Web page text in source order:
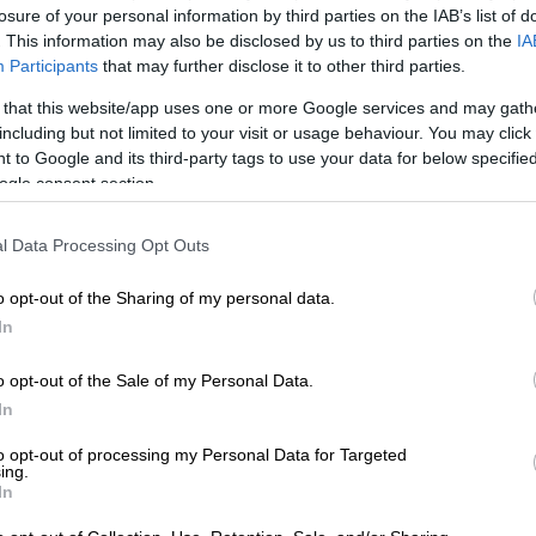
of your personal information by third parties on the IAB’s list of
This information may also be disclosed by us to third parties on the
Participants that may further disclose it to other third parties.
that this website/app uses one or more Google services and may
but not limited to your visit or usage behaviour. You may
to Google and its third-party tags to use your data for below
consent section.
Data Processing Opt Outs
opt-out of the Sharing of my personal data.
opt-out of the Sale of my Personal Data.
opt-out of processing my Personal Data for Targeted
Live streaming + Live ο τελικός
του Euro απ' το Γουέμπλεϊ: Ιταλία -
Αγγλία 1-1
αναδειχτεί η νέα πρωταθλήτρια
Ευρώπης
Ιταλία - Αγγλία: Νίκη του
κερδίσει στον τελικό του Euro
Euro, θα γραφτεί (ωραία) ιστορία